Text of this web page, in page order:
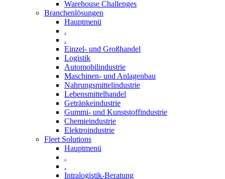
Warehouse Challenges
Branchenlösungen
Hauptmenü
.
.
Einzel- und Großhandel
Logistik
Automobilindustrie
Maschinen- und Anlagenbau
Nahrungsmittelindustrie
Lebensmittelhandel
Getränkeindustrie
Gummi­- und Kunststoffindustrie
Chemieindustrie
Elektroindustrie
Fleet Solutions
Hauptmenü
.
.
Intralogistik-Beratung